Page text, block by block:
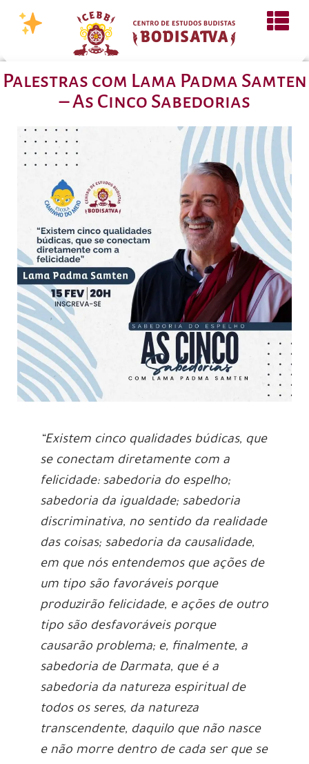
Palestras com Lama Padma Samten
– As Cinco Sabedorias
“Existem cinco qualidades búdicas, que
se conectam diretamente com a
felicidade: sabedoria do espelho;
sabedoria da igualdade; sabedoria
discriminativa, no sentido da realidade
das coisas; sabedoria da causalidade,
em que nós entendemos que ações de
um tipo são favoráveis porque
produzirão felicidade, e ações de outro
tipo são desfavoráveis porque
causarão problema; e, finalmente, a
sabedoria de Darmata, que é a
sabedoria da natureza espiritual de
todos os seres, da natureza
transcendente, daquilo que não nasce
e não morre dentro de cada ser que se